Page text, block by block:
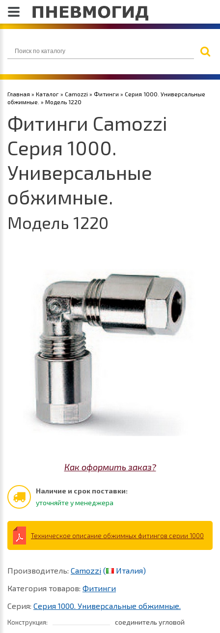
Главная » Каталог » Camozzi » Фитинги » Серия 1000. Универсальные
обжимные. » Модель 1220
Фитинги Camozzi
Серия 1000.
Универсальные
обжимные.
Модель 1220
Как оформить заказ?
Наличие и срок поставки:
уточняйте у менеджера
Техническое описание обжимных фитингов серии 1000
Производитель: Camozzi (
Италия)
Категория товаров: Фитинги
Серия: Серия 1000. Универсальные обжимные.
Конструкция: соединитель угловой